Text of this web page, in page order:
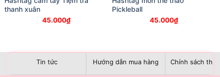
thanh xuân
45.000₫
Pickleball
45.000₫
Tin tức Hướng dẫn mua hàng Chính sách